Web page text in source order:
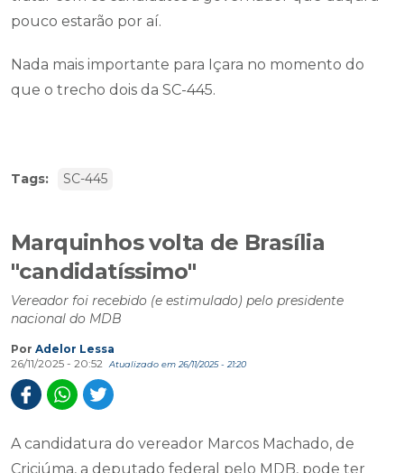
pouco estarão por aí.
Nada mais importante para Içara no momento do
que o trecho dois da SC-445.
Tags: SC-445
Marquinhos volta de Brasília
"candidatíssimo"
Vereador foi recebido (e estimulado) pelo presidente
nacional do MDB
Por Adelor Lessa
26/11/2025 - 20:52
Atualizado em 26/11/2025 - 21:20
A candidatura do vereador Marcos Machado, de
Criciúma, a deputado federal pelo MDB, pode ter